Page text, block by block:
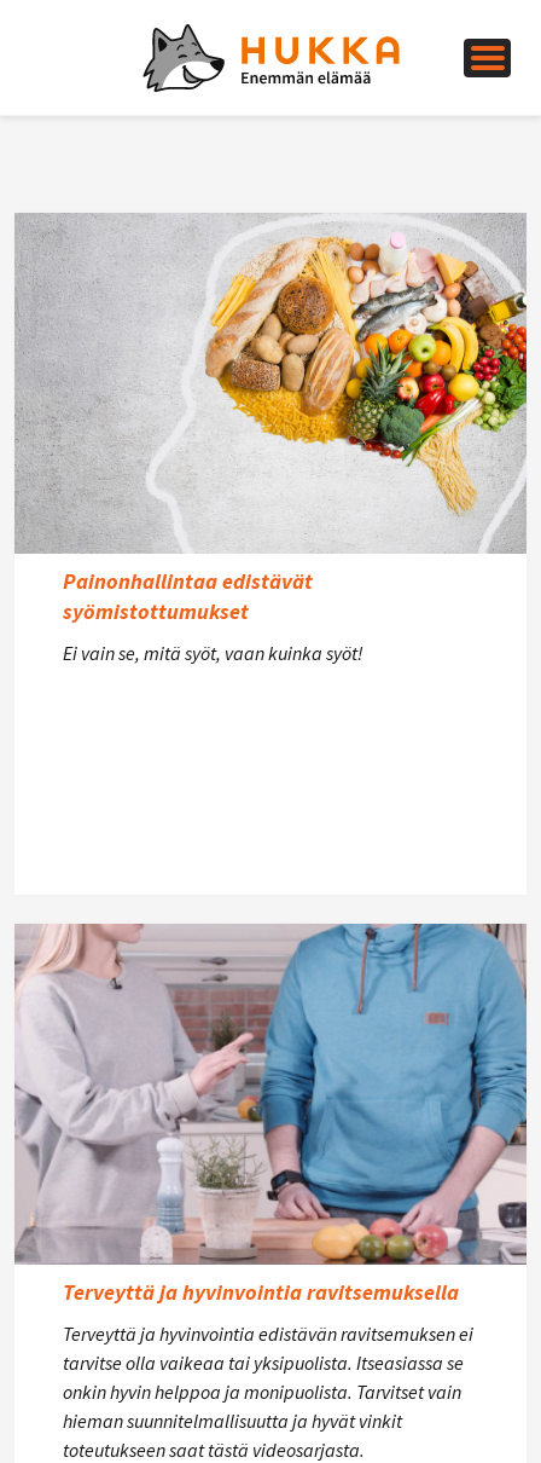
Painonhallintaa edistävät
syömistottumukset
Ei vain se, mitä syöt, vaan kuinka syöt!
Terveyttä ja hyvinvointia ravitsemuksella
Terveyttä ja hyvinvointia edistävän ravitsemuksen ei
tarvitse olla vaikeaa tai yksipuolista. Itseasiassa se
onkin hyvin helppoa ja monipuolista. Tarvitset vain
hieman suunnitelmallisuutta ja hyvät vinkit
toteutukseen saat tästä videosarjasta.